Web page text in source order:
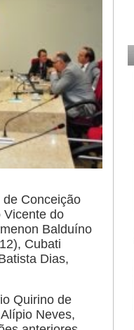
Conceição
Vicente do
Balduíno
Cubati
Dias,
Quirino de
Neves,